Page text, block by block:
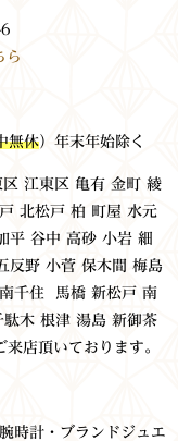
亀有3-22-6
ら
無休）年末年始除く
江東区 亀有 金町 綾
北松戸 柏 町屋 水元
平 谷中 高砂 小岩 細
反野 小菅 保木間 梅島
千住 馬橋 新松戸 南
木 根津 湯島 新御茶
店頂いております。
時計・ブランドジュエ